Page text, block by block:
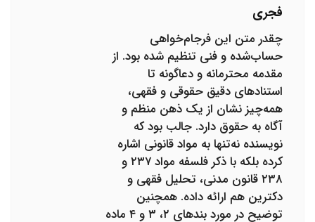
فجری
چقدر متن این فرجام‌خواهی
حساب‌شده و فنی تنظیم شده بود. از
مقدمه محترمانه و دعاگونه تا
استنادهای دقیق حقوقی و فقهی،
همه‌چیز نشان از یک ذهن منظم و
آگاه به حقوق دارد. جالب بود که
نویسنده نه‌تنها به مواد قانونی اشاره
کرده بلکه با ذکر فلسفه مواد ۲۳۷ و
۲۳۸ قانون مدنی، تحلیل فقهی و
دکترین هم ارائه داده. همچنین
توضیح در مورد بندهای ۲، ۳ و ۴ ماده